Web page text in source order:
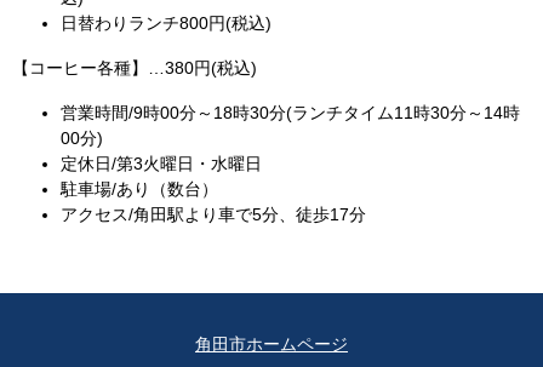
日替わりランチ800円(税込)
【コーヒー各種】…380円(税込)
営業時間/9時00分～18時30分(ランチタイム11時30分～14時
00分)
定休日/第3火曜日・水曜日
駐車場/あり（数台）
アクセス/角田駅より車で5分、徒歩17分
角田市ホームページ